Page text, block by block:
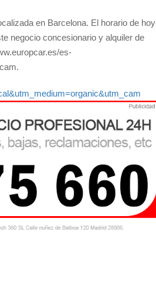
en Barcelona. El horario de hoy
negocio concesionario y alquiler de
es-